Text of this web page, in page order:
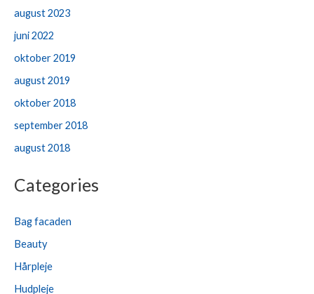
august 2023
juni 2022
oktober 2019
august 2019
oktober 2018
september 2018
august 2018
Categories
Bag facaden
Beauty
Hårpleje
Hudpleje